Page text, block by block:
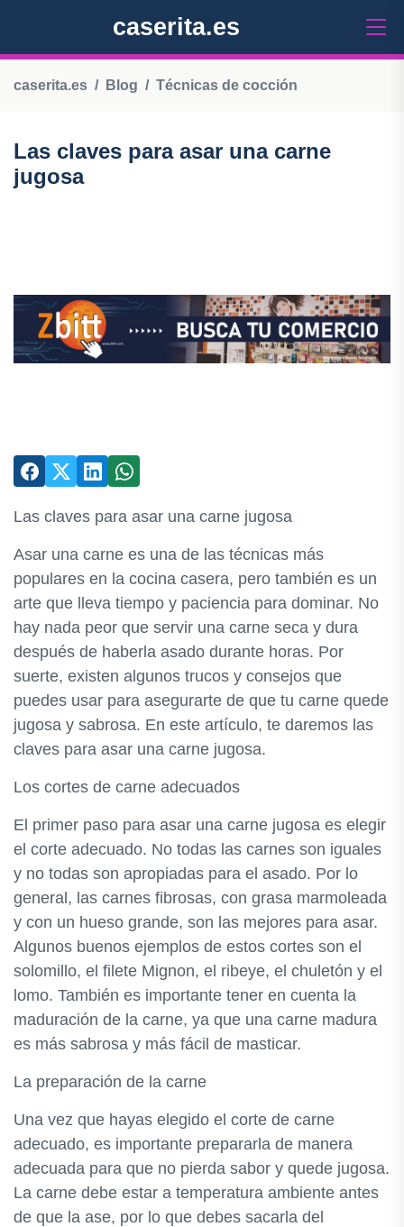
caserita.es
caserita.es Blog Técnicas de cocción
Las claves para asar una carne
jugosa
Las claves para asar una carne jugosa
Asar una carne es una de las técnicas más
populares en la cocina casera, pero también es un
arte que lleva tiempo y paciencia para dominar. No
hay nada peor que servir una carne seca y dura
después de haberla asado durante horas. Por
suerte, existen algunos trucos y consejos que
puedes usar para asegurarte de que tu carne quede
jugosa y sabrosa. En este artículo, te daremos las
claves para asar una carne jugosa.
Los cortes de carne adecuados
El primer paso para asar una carne jugosa es elegir
el corte adecuado. No todas las carnes son iguales
y no todas son apropiadas para el asado. Por lo
general, las carnes fibrosas, con grasa marmoleada
y con un hueso grande, son las mejores para asar.
Algunos buenos ejemplos de estos cortes son el
solomillo, el filete Mignon, el ribeye, el chuletón y el
lomo. También es importante tener en cuenta la
maduración de la carne, ya que una carne madura
es más sabrosa y más fácil de masticar.
La preparación de la carne
Una vez que hayas elegido el corte de carne
adecuado, es importante prepararla de manera
adecuada para que no pierda sabor y quede jugosa.
La carne debe estar a temperatura ambiente antes
de que la ase, por lo que debes sacarla del